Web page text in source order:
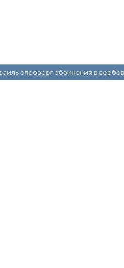
опроверг обвинения в